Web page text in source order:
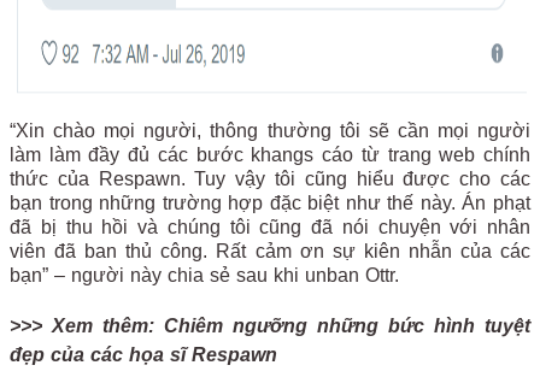
“Xin chào mọi người, thông thường tôi sẽ cần mọi người
làm làm đầy đủ các bước khangs cáo từ trang web chính
thức của Respawn. Tuy vậy tôi cũng hiểu được cho các
bạn trong những trường hợp đặc biệt như thế này. Án phạt
đã bị thu hồi và chúng tôi cũng đã nói chuyện với nhân
viên đã ban thủ công. Rất cảm ơn sự kiên nhẫn của các
bạn” – người này chia sẻ sau khi unban Ottr.
>>> Xem thêm: Chiêm ngưỡng những bức hình tuyệt
đẹp của các họa sĩ Respawn